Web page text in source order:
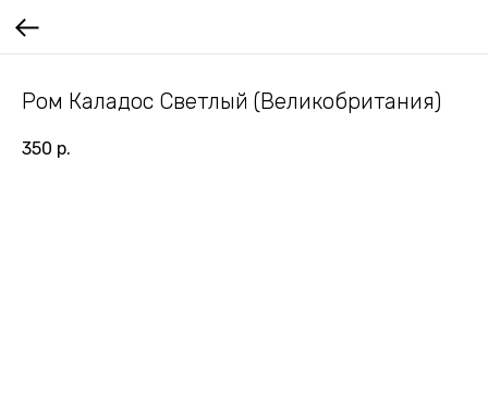
Ром Каладос Светлый (Великобритания)
350 р.